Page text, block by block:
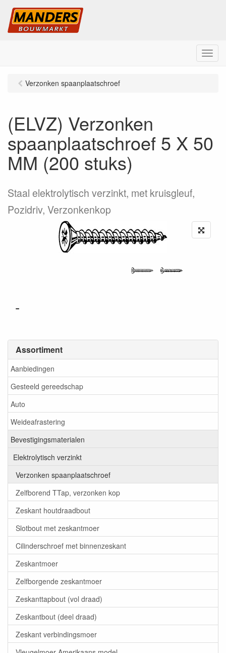
M
e
Assortiment
Aanbiedingen
Gesteeld gereedschap
Auto
Weideafrastering
Bevestigingsmaterialen
Elektrolytisch verzinkt
Verzonken spaanplaatschroef
Zelfborend TTap, verzonken kop
Zeskant houtdraadbout
Slotbout met zeskantmoer
Cilinderschroef met binnenzeskant
Zeskantmoer
Zelfborgende zeskantmoer
Zeskanttapbout (vol draad)
Zeskantbout (deel draad)
Zeskant verbindingsmoer
Verzonken spaanplaatschroef
(ELVZ) Verzonken
spaanplaatschroef 5 X 50
MM (200 stuks)
Staal elektrolytisch verzinkt, met kruisgleuf,
Pozidriv, Verzonkenkop
-